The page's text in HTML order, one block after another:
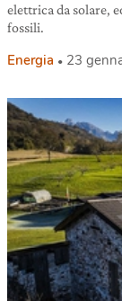
elettrica da solare,
fossili.
Energia 23